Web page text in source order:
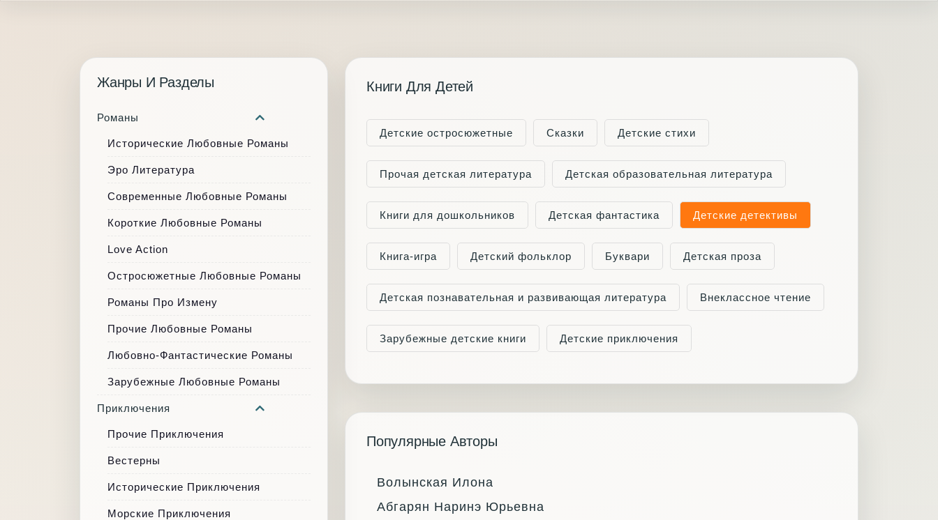
Книги Для Детей
Детские остросюжетные Сказки Детские стихи
Прочая детская литература Детская образовательная литература
Книги для дошкольников Детская фантастика Детские детективы
Книга-игра Детский фольклор Буквари Детская проза
Детская познавательная и развивающая литература Внеклассное чтение
Зарубежные детские книги Детские приключения
Популярные Авторы
Волынская Илона
Абгарян Наринэ Юрьевна
Жанры И Разделы
Романы
Исторические Любовные Романы
Эро Литература
Современные Любовные Романы
Короткие Любовные Романы
Love Action
Остросюжетные Любовные Романы
Романы Про Измену
Прочие Любовные Романы
Любовно-Фантастические Романы
Зарубежные Любовные Романы
Приключения
Прочие Приключения
Вестерны
Исторические Приключения
Морские Приключения